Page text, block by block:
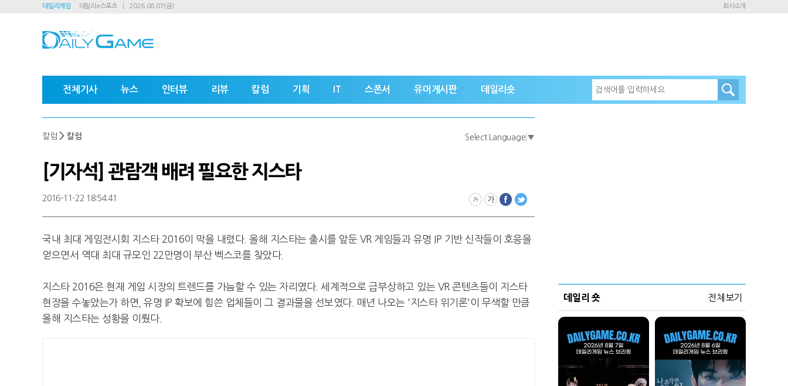
데일리게임 데일리e스포츠 2026.08.07(금) 회사소개
전체기사 뉴스 인터뷰 리뷰 칼럼 기획 IT 스폰서 유머게시판 데일리숏
칼럼 > 칼럼 Select Language ▼
[기자석] 관람객 배려 필요한 지스타
2016-11-22 18:54:41
국내 최대 게임전시회 지스타 2016이 막을 내렸다. 올해 지스타는 출시를 앞둔 VR 게임들과 유명 IP 기반 신작들이 호응을
얻으면서 역대 최대 규모인 22만명이 부산 벡스코를 찾았다.
지스타 2016은 현재 게임 시장의 트렌드를 가늠할 수 있는 자리였다. 세계적으로 급부상하고 있는 VR 콘텐츠들이 지스타
현장을 수놓았는가 하면, 유명 IP 확보에 힘쓴 업체들이 그 결과물을 선보였다. 매년 나오는 '지스타 위기론'이 무색할 만큼
올해 지스타는 성황을 이뤘다.
데일리 숏 전체보기